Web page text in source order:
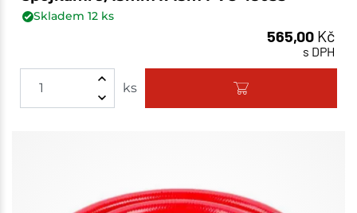
Skladem 12ks
565,00 Kč
s DPH
ks